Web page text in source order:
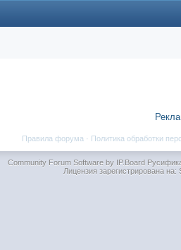
Политика обработки
Правила форума ·
Community Forum Software by IP.Board
Лицензия зарегистрирована на: